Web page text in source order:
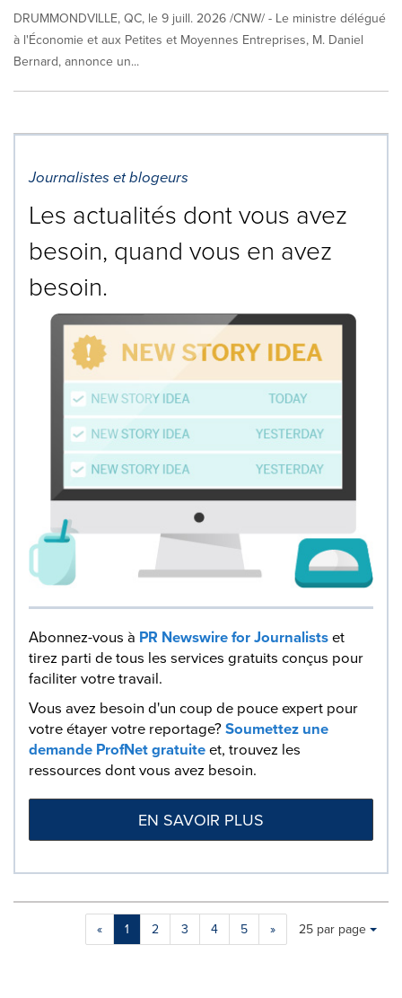
DRUMMONDVILLE, QC, le 9 juill. 2026 /CNW/ - Le ministre délégué
à l'Économie et aux Petites et Moyennes Entreprises, M. Daniel
Bernard, annonce un...
Journalistes et blogeurs
Les actualités dont vous avez
besoin, quand vous en avez
besoin.
Abonnez-vous à PR Newswire for Journalistset
tirez parti de tous les services gratuits conçus pour
faciliter votre travail.
Vous avez besoin d'un coup de pouce expert pour
votre étayer votre reportage?Soumettez une
demande ProfNet gratuiteet, trouvez les
ressources dont vous avez besoin.
EN SAVOIR PLUS
« 1 2 3 4 5 »
Making
a
Items per page:
25 par page